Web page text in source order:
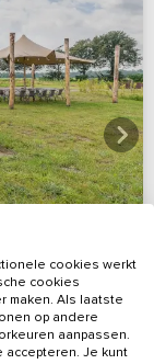
9,5(16 reviews)
cookies werkt
cookies
maken. Als laatste
op andere
aanpassen.
accepteren. Je kunt